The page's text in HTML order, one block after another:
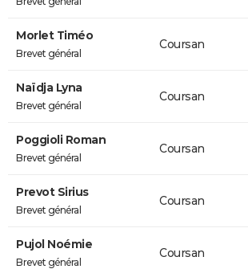
Morlet Timéo
Brevet général
Coursan
Naïdja Lyna
Brevet général
Coursan
Poggioli Roman
Brevet général
Coursan
Prevot Sirius
Brevet général
Coursan
Pujol Noémie
Brevet général
Coursan